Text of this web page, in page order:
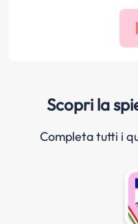
Scopri la
Completa tutti i